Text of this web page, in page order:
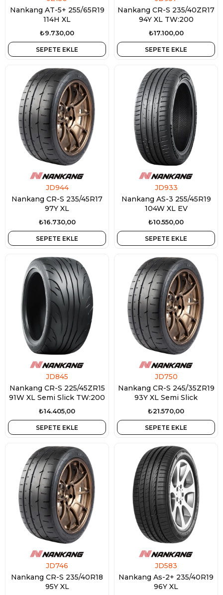
Nankang AT-5+ 255/65R19
114H XL
₺9.730,00
SEPETE EKLE
Nankang CR-S 235/40ZR17
94Y XL TW:200
₺17.100,00
SEPETE EKLE
JD944
Nankang CR-S 235/45R17
97Y XL
₺16.730,00
SEPETE EKLE
JD933
Nankang AS-3 255/45R19
104W XL EV
₺10.550,00
SEPETE EKLE
JD845
Nankang CR-S 225/45ZR15
91W XL Semi Slick TW:200
₺14.405,00
SEPETE EKLE
JD750
Nankang CR-S 245/35ZR19
93Y XL Semi Slick
₺21.570,00
SEPETE EKLE
JD746
Nankang CR-S 235/40R18
95Y XL
JD583
Nankang As-2+ 235/40R19
96Y XL